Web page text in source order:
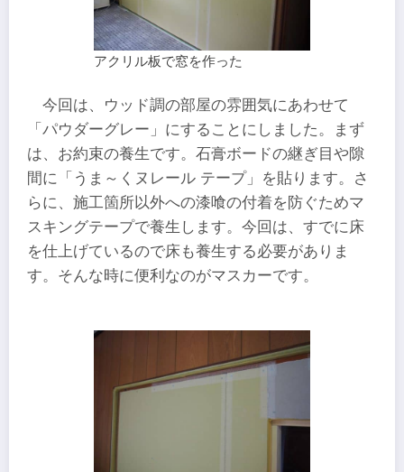
アクリル板で窓を作った
今回は、ウッド調の部屋の雰囲気にあわせて
「パウダーグレー」にすることにしました。まず
は、お約束の養生です。石膏ボードの継ぎ目や隙
間に「うま～くヌレール テープ」を貼ります。さ
らに、施工箇所以外への漆喰の付着を防ぐためマ
スキングテープで養生します。今回は、すでに床
を仕上げているので床も養生する必要がありま
す。そんな時に便利なのがマスカーです。